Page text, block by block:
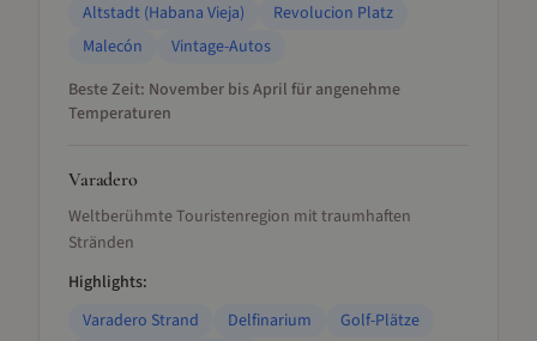
Altstadt (Habana Vieja)
Revolucion Platz
Malecón
Vintage-Autos
Beste Zeit: November bis April für angenehme
Temperaturen
Varadero
Weltberühmte Touristenregion mit traumhaften
Stränden
Highlights:
Varadero Strand
Delfinarium
Golf-Plätze